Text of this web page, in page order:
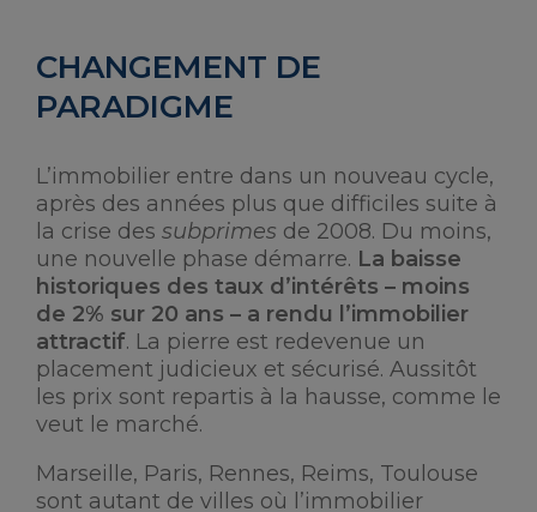
CHANGEMENT DE
PARADIGME
L’immobilier entre dans un nouveau cycle,
après des années plus que difficiles suite à
la crise des subprimes de 2008. Du moins,
une nouvelle phase démarre. La baisse
historiques des taux d’intérêts – moins
de 2% sur 20 ans – a rendu l’immobilier
attractif. La pierre est redevenue un
placement judicieux et sécurisé. Aussitôt
les prix sont repartis à la hausse, comme le
veut le marché.
Marseille, Paris, Rennes, Reims, Toulouse
sont autant de villes où l’immobilier